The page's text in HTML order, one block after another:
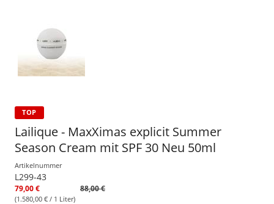
TOP
Lailique - MaxXimas explicit Summer
Season Cream mit SPF 30 Neu 50ml
Artikelnummer
L299-43
79,00 €
(1.580,00 € / 1 Liter)
88,00 €